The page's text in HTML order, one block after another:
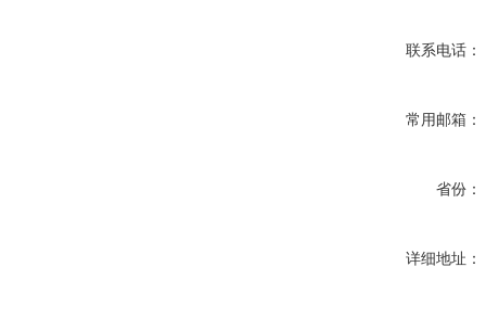
联系电话：
常用邮箱：
省份：
详细地址：